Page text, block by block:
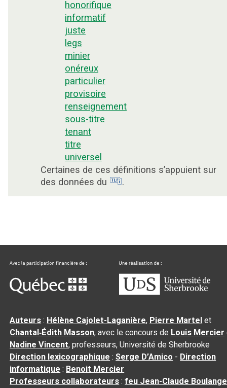
honorifique
informatif
juste
legs
minier
onéreux
particulier
provisoire
renseignement
sous-titre
tenant
titre
universel
Certaines de ces définitions s’appuient sur
des données du
.
Auteurs : Hélène Cajolet-Laganière, Pierre Martel et
Chantal‑Édith Masson, avec le concours de Louis Mercier
Nadine Vincent, professeurs, Université de Sherbrooke
Direction lexicographique :Serge D’Amico - Direction
informatique : Benoit Mercier
Professeurs collaborateurs :feu Jean-Claude